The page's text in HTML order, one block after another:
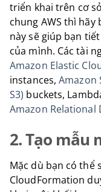
triển khai trên cơ
chung AWS thì
này sẽ giúp bạn
của mình. Các tài
Amazon Elastic
instances,Amazon
S3) buckets,
Amazon Relational
2. Tạo mẫu
Mặc dù bạn có thể
CloudFormation